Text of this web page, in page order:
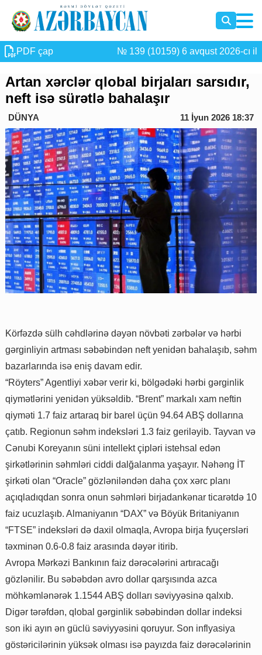
PDF çap № 139 (10159) 6 avqust 2026-cı il
Artan xərclər qlobal birjaları sarsıdır,
neft isə sürətlə bahalaşır
DÜNYA 11 İyun 2026 18:37
Körfəzdə sülh cəhdlərinə dəyən növbəti zərbələr və hərbi
gərginliyin artması səbəbindən neft yenidən bahalaşıb, səhm
bazarlarında isə eniş davam edir.
“Röyters” Agentliyi xəbər verir ki, bölgədəki hərbi gərginlik
qiymətlərini yenidən yüksəldib. “Brent” markalı xam neftin
qiyməti 1.7 faiz artaraq bir barel üçün 94.64 ABŞ dollarına
çatıb. Regionun səhm indeksləri 1.3 faiz geriləyib. Tayvan və
Cənubi Koreyanın süni intellekt çipləri istehsal edən
şirkətlərinin səhmləri ciddi dalğalanma yaşayır. Nəhəng İT
şirkəti olan “Oracle” gözləniləndən daha çox xərc planı
açıqladıqdan sonra onun səhmləri birjadankənar ticarətdə 10
faiz ucuzlaşıb. Almaniyanın “DAX” və Böyük Britaniyanın
“FTSE” indeksləri də daxil olmaqla, Avropa birja fyuçersləri
təxminən 0.6-0.8 faiz arasında dəyər itirib.
Avropa Mərkəzi Bankının faiz dərəcələrini artıracağı
gözlənilir. Bu səbəbdən avro dollar qarşısında azca
möhkəmlənərək 1.1544 ABŞ dolları səviyyəsinə qalxıb.
Digər tərəfdən, qlobal gərginlik səbəbindən dollar indeksi
son iki ayın ən güclü səviyyəsini qoruyur. Son inflyasiya
göstəricilərinin yüksək olması isə payızda faiz dərəcələrinin